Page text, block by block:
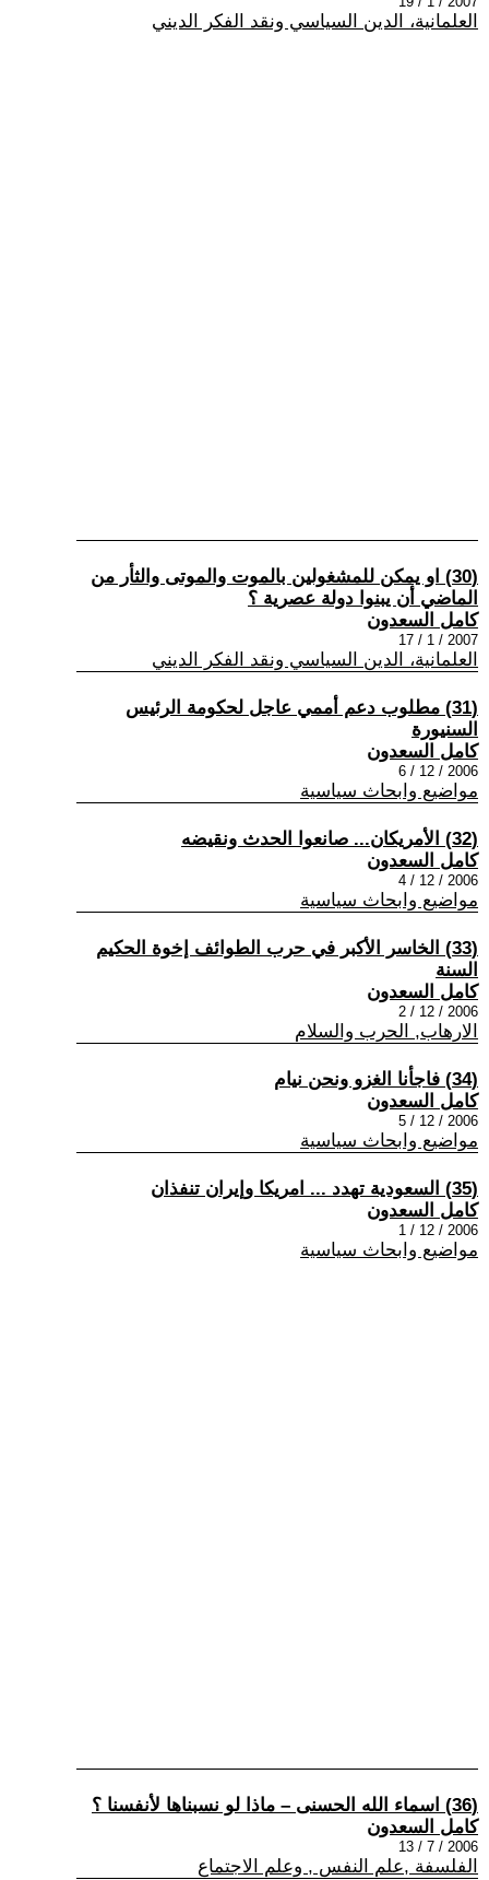
العلمانية، الدين السياسي ونقد الفكر الديني
(30) او يمكن للمشغولين بالموت والموتى والثأر من
الماضي أن يبنوا دولة عصرية ؟
كامل السعدون
2007 / 1 / 17
العلمانية، الدين السياسي ونقد الفكر الديني
(31) مطلوب دعم أممي عاجل لحكومة الرئيس
السنيورة
كامل السعدون
2006 / 12 / 6
مواضيع وابحاث سياسية
(32) الأمريكان... صانعوا الحدث ونقيضه
كامل السعدون
2006 / 12 / 4
مواضيع وابحاث سياسية
(33) الخاسر الأكبر في حرب الطوائف إخوة الحكيم
السنة
كامل السعدون
2006 / 12 / 2
الارهاب, الحرب والسلام
(34) فاجأنا الغزو ونحن نيام
كامل السعدون
2006 / 12 / 5
مواضيع وابحاث سياسية
(35) السعودية تهدد ... امريكا وإيران تنفذان
كامل السعدون
2006 / 12 / 1
مواضيع وابحاث سياسية
(36) اسماء الله الحسنى – ماذا لو نسبناها لأنفسنا ؟
كامل السعدون
2006 / 7 / 13
الفلسفة ,علم النفس , وعلم الاجتماع